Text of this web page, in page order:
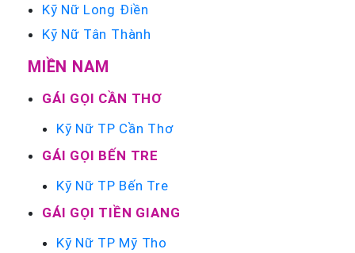
Kỹ Nữ Long Điền
Kỹ Nữ Tân Thành
MIỀN NAM
GÁI GỌI CẦN THƠ
Kỹ Nữ TP Cần Thơ
GÁI GỌI BẾN TRE
Kỹ Nữ TP Bến Tre
GÁI GỌI TIỀN GIANG
Kỹ Nữ TP Mỹ Tho